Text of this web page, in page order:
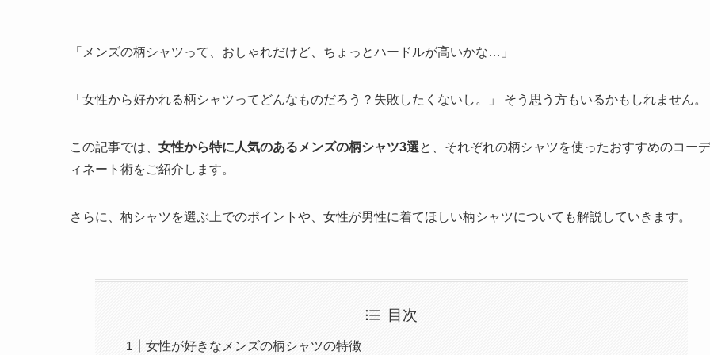
「メンズの柄シャツって、おしゃれだけど、ちょっとハードルが高いかな…」
「女性から好かれる柄シャツってどんなものだろう？失敗したくないし。」 そう思う方もいるかもしれません。
この記事では、 女性から特に人気のあるメンズの柄シャツ3選と、それぞれの柄シャツを使ったおすすめのコーデ
ィネート術をご紹介します。
さらに、柄シャツを選ぶ上でのポイントや、女性が男性に着てほしい柄シャツについても解説していきます。
目次
女性が好きなメンズの柄シャツの特徴